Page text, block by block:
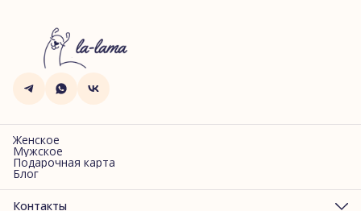
Женское
Мужское
Подарочная карта
Блог
Контакты